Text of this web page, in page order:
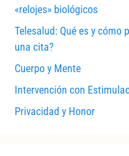
«relojes» biológicos
Telesalud: Qué es y cómo
una cita?
Cuerpo y Mente
Intervención con
Privacidad y Honor